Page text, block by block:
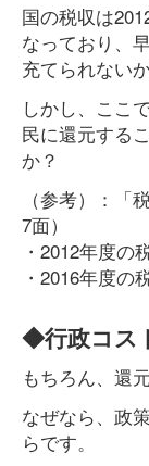
国の税収は
なっており、
充てられない
しかし、ここ
民に還元する
か？
（参考）：「
7面）
・2012年度の
・2016年度の
◆行政コス
もちろん、還
なぜなら、政
らです。